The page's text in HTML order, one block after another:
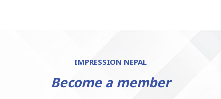
IMPRESSION NEPAL
Become a member